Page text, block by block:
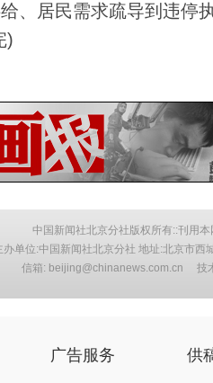
、居民需求疏导到违停
)
中国新闻社北京分社版权所有::刊用
办单位:中国新闻社北京分社 地址:北京市西
信箱: beijing@chinanews.com.cn 技
广告服务 供